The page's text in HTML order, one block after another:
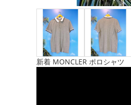
新着 MONCLER ポロシャツ